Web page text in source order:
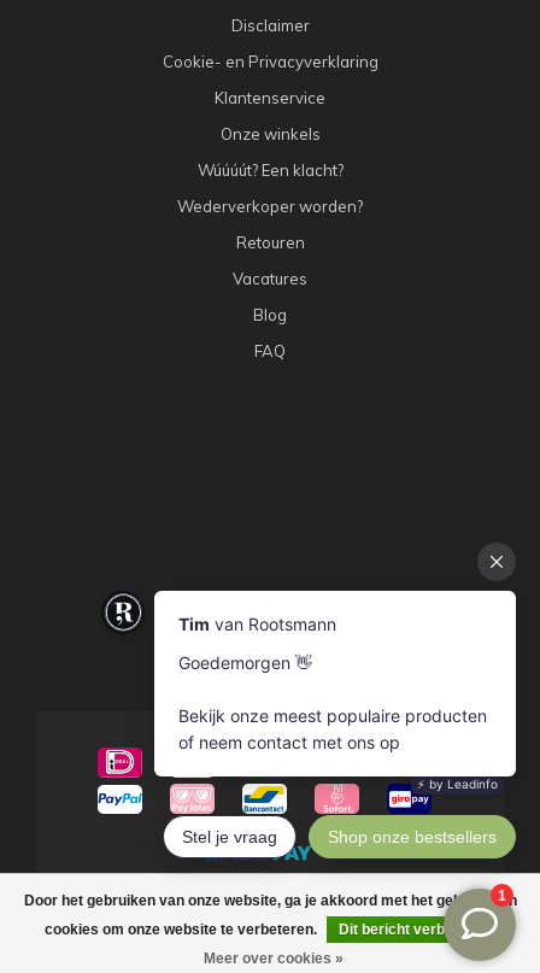
Door het gebruiken van onze website, ga je akkoord met het gebruik van
cookies om onze website te verbeteren.
Dit bericht verbergen
Meer over cookies »
Disclaimer
Cookie- en Privacyverklaring
Klantenservice
Onze winkels
Wúúúút? Een klacht?
Wederverkoper worden?
Retouren
Vacatures
Blog
FAQ